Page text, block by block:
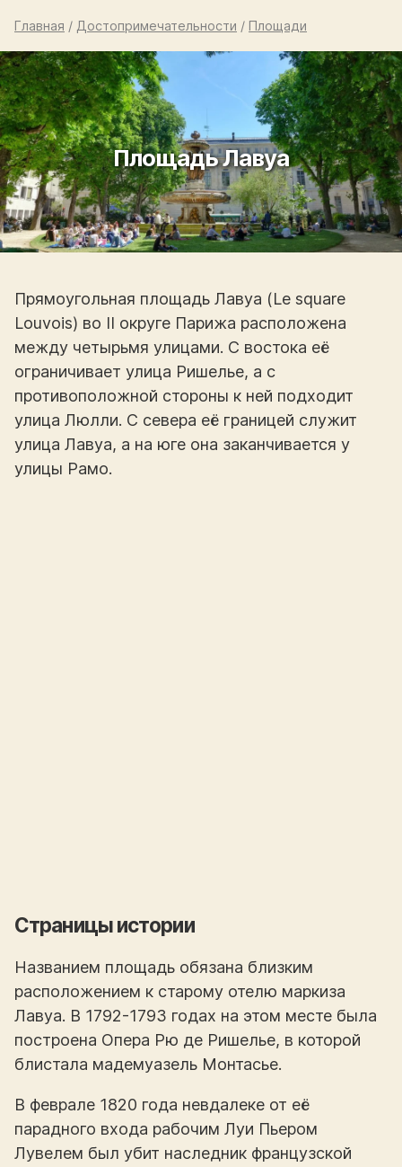
Главная / Достопримечательности / Площади
Площадь Лавуа
Прямоугольная площадь Лавуа (Le square
Louvois) во II округе Парижа расположена
между четырьмя улицами. С востока её
ограничивает улица Ришелье, а с
противоположной стороны к ней подходит
улица Люлли. С севера её границей служит
улица Лавуа, а на юге она заканчивается у
улицы Рамо.
Страницы истории
Названием площадь обязана близким
расположением к старому отелю маркиза
Лавуа. В 1792-1793 годах на этом месте была
построена Опера Рю де Ришелье, в которой
блистала мадемуазель Монтасье.
В феврале 1820 года невдалеке от её
парадного входа рабочим Луи Пьером
Лувелем был убит наследник французской